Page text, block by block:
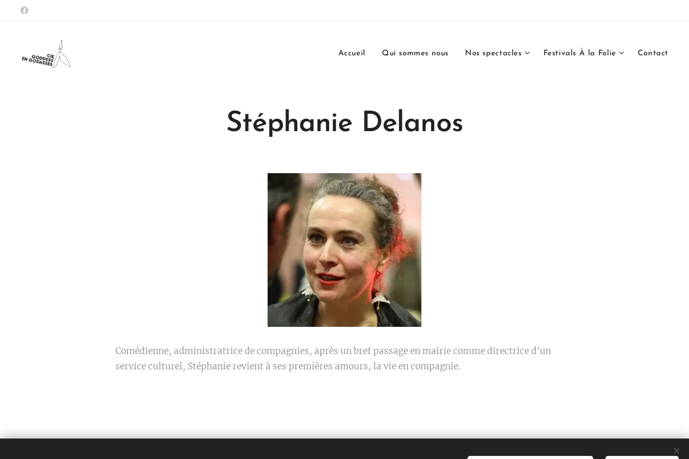
Accueil Qui sommes nous Nos spectacles Festivals À la Folie Contact
Stéphanie Delanos
Comédienne, administratrice de compagnies, après un bref passage en mairie comme directrice d'un
service culturel, Stéphanie revient à ses premières amours, la vie en compagnie.